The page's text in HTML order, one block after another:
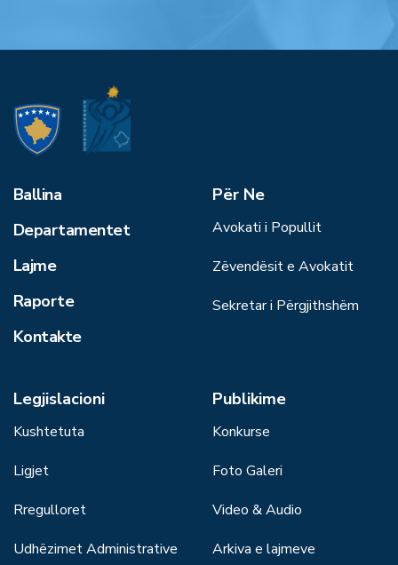
Ballina
Departamentet
Lajme
Raporte
Kontakte
Për Ne
Avokati i Popullit
Zëvendësit e Avokatit
Sekretar i Përgjithshëm
Legjislacioni
Kushtetuta
Ligjet
Rregulloret
Udhëzimet Administrative
Publikime
Konkurse
Foto Galeri
Video & Audio
Arkiva e lajmeve